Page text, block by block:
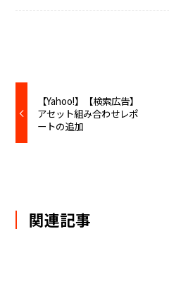
【Yahoo!】【検索広告】
アセット組み合わせレポ
ートの追加
関連記事